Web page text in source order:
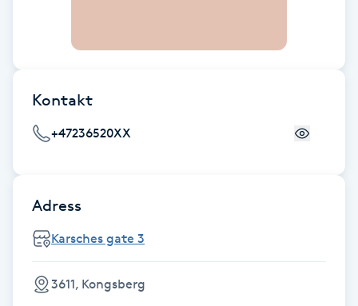
Damklippning
Diamantslipning
Enzympeeling
Kontakt
+47236520XX
Adress
Karsches gate 3
3611, Kongsberg